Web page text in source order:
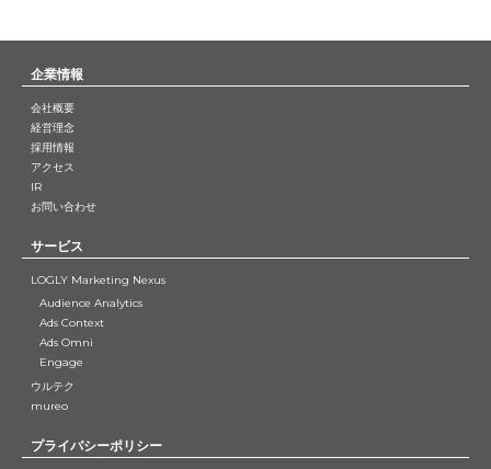
企業情報
会社概要
経営理念
採用情報
アクセス
IR
お問い合わせ
サービス
LOGLY Marketing Nexus
Audience Analytics
Ads Context
Ads Omni
Engage
ウルテク
mureo
プライバシーポリシー